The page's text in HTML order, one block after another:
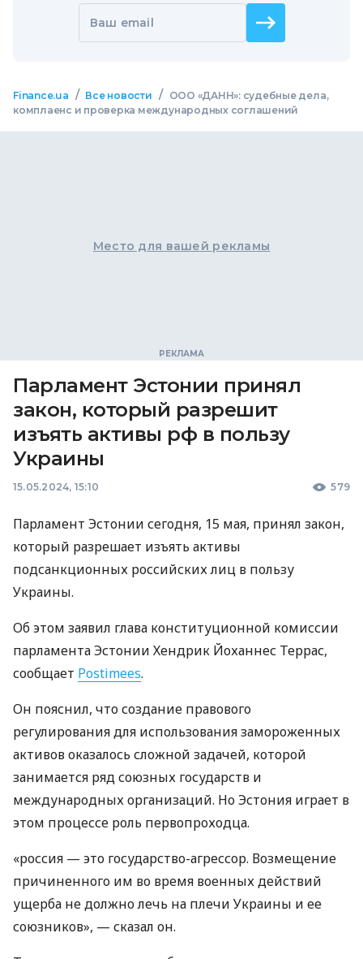
Ваш email
Finance.ua / Все новости /
ООО «ДАНН»: судебные дела,
комплаенс и проверка международных соглашений
Место для вашей рекламы
Парламент Эстонии принял
закон, который разрешит
изъять активы рф в пользу
Украины
15.05.2024, 15:10 579
Парламент Эстонии сегодня, 15 мая, принял закон,
который разрешает изъять активы
подсанкционных российских лиц в пользу
Украины.
Об этом заявил глава конституционной комиссии
парламента Эстонии Хендрик Йоханнес Террас,
сообщает Postimees.
Он пояснил, что создание правового
регулирования для использования замороженных
активов оказалось сложной задачей, которой
занимается ряд союзных государств и
международных организаций. Но Эстония играет в
этом процессе роль первопроходца.
«россия — это государство-агрессор. Возмещение
причиненного им во время военных действий
ущерба не должно лечь на плечи Украины и ее
союзников», — сказал он.